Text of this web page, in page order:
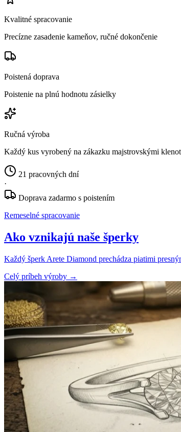
Kvalitné spracovanie
Precízne zasadenie kameňov, ručné dokončenie
Poistená doprava
Poistenie na plnú hodnotu zásielky
Ručná výroba
Každý kus vyrobený na zákazku majstrovskými
21 pracovných dní
·
Doprava zadarmo s poistením
Remeselné spracovanie
Ako vznikajú naše šperky
Každý šperk Arete Diamond prechádza piatimi
Celý príbeh výroby →